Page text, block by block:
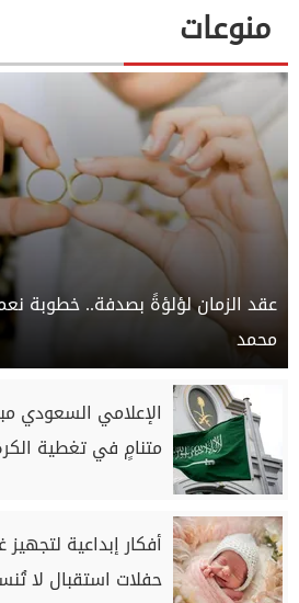
منوعات
عقد الزمان لؤلؤةً بصدفة.. خطوبة
محمد
الإعلامي السعودي
متنامٍ في تغطية
أفكار إبداعية
حفلات استقبال لا